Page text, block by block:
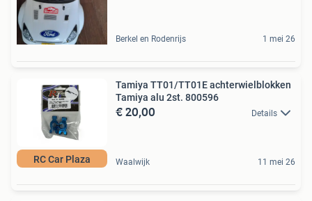
Berkel en Rodenrijs 1 mei 26
RC Car Plaza
Tamiya TT01/TT01E achterwielblokken
Tamiya alu 2st. 800596
€ 20,00 Details
Waalwijk 11 mei 26